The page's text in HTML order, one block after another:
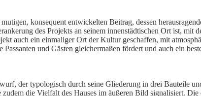
konsequent entwickelten Beitrag, dessen
des Projekts an seinem innenstädtischen Ort ist, mit
auch ein einmaliger Ort der Kultur geschaffen, mit
und Gästen gleichermaßen fördert und auch ein
der typologisch durch seine Gliederung in drei Bauteile
die Vielfalt des Hauses im äußeren Bild signalisiert. Die